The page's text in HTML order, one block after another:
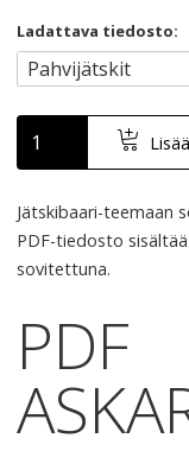
Ladattava tiedosto:
Jätskibaari-teemaan
PDF-tiedosto
sovitettuna.
PDF